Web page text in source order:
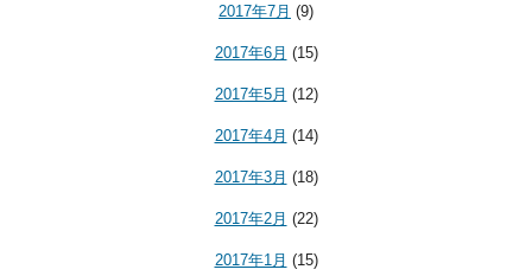
2017年7月 (9)
2017年6月 (15)
2017年5月 (12)
2017年4月 (14)
2017年3月 (18)
2017年2月 (22)
2017年1月 (15)